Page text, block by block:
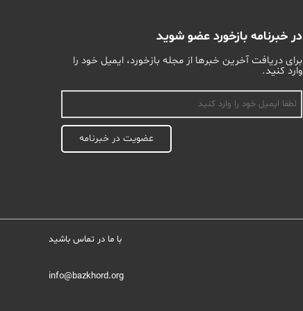
در خبرنامه بازخورد عضو شوید
برای دریافت آخرین خبرها از مجله بازخورد، ایمیل خود را
وارد کنید.
عضویت در خبرنامه
با ما در تماس باشید
info@bazkhord.org